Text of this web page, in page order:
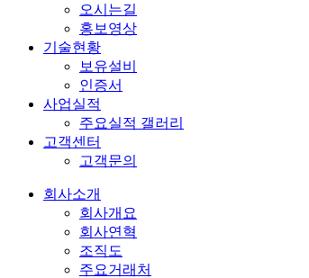
오시는길
홍보영상
기술현황
보유설비
인증서
사업실적
주요실적 갤러리
고객센터
고객문의
회사소개
회사개요
회사연혁
조직도
주요거래처